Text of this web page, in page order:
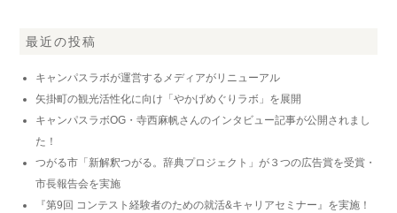
最近の投稿
キャンパスラボが運営するメディアがリニューアル
矢掛町の観光活性化に向け「やかげめぐりラボ」を展開
キャンパスラボOG・寺西麻帆さんのインタビュー記事が公開されまし
た！
つがる市「新解釈つがる。辞典プロジェクト」が３つの広告賞を受賞・
市長報告会を実施
『第9回 コンテスト経験者のための就活&キャリアセミナー』を実施！